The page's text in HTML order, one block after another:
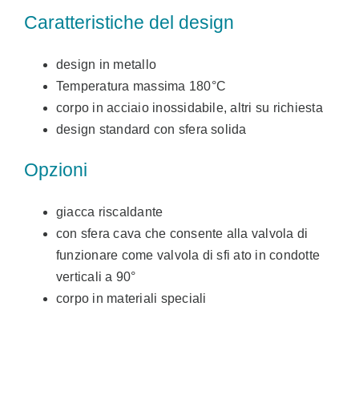
Caratteristiche del design
design in metallo
Temperatura massima 180°C
corpo in acciaio inossidabile, altri su richiesta
design standard con sfera solida
Opzioni
giacca riscaldante
con sfera cava che consente alla valvola di
funzionare come valvola di sfi ato in condotte
verticali a 90°
corpo in materiali speciali